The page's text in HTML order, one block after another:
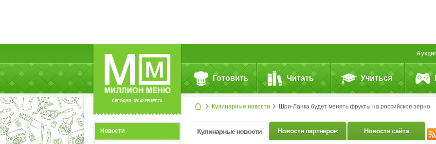
СЕГОДНЯ: 39142 РЕЦЕПТА
Готовить Читать Учиться
Кулинарные новости Шри-Ланка будет менять фрукты на российское зерно
Новости Кулинарные новости Новости партнеров Новости сайта